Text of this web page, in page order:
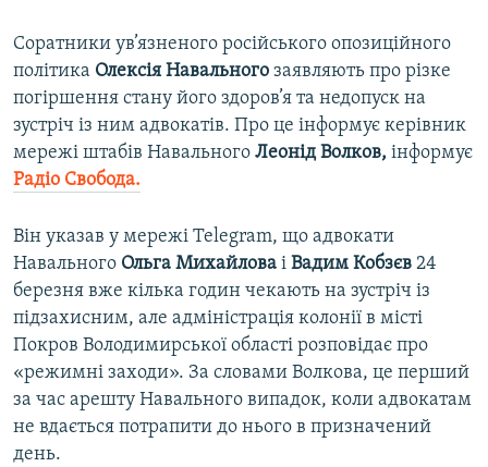
Усі сайти RFE/RL
Соратники ув’язненого російського опозиційного
політика Олексія Навального заявляють про різке
погіршення стану його здоров’я та недопуск на
зустріч із ним адвокатів. Про це інформує керівник
мережі штабів Навального Леонід Волков, інформує
Радіо Свобода.
Він указав у мережі Telegram, що адвокати
Навального Ольга Михайлова і Вадим Кобзєв 24
березня вже кілька годин чекають на зустріч із
підзахисним, але адміністрація колонії в місті
Покров Володимирської області розповідає про
«режимні заходи». За словами Волкова, це перший
за час арешту Навального випадок, коли адвокатам
не вдається потрапити до нього в призначений
день.